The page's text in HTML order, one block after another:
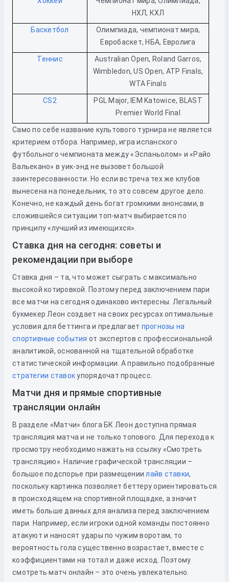
НХЛ, КХЛ
Баскетбол
Олимпиада, чемпионат мира,
Евробаскет, НБА, Евролига
Теннис
Australian Open, Roland Garros,
Wimbledon, US Open, ATP Finals,
WTA Finals
CS2
PGL Major, IEM Katowice, BLAST
Premier World Final
Само по себе название культового турнира не является
критерием отбора. Например, игра испанского
футбольного чемпионата между «Эспаньолом» и «Райо
Вальекано» в уик-энд не вызовет большой
заинтересованности. Но если встреча тех же клубов
вынесена на понедельник, то это совсем другое дело.
Конечно, не каждый день богат громкими анонсами, в
сложившейся ситуации топ-матч выбирается по
принципу «лучший из имеющихся».
Ставка дня на сегодня: советы и
рекомендации при выборе
Ставка дня – та, что может сыграть с максимально
высокой котировкой. Поэтому перед заключением пари
все матчи на сегодня одинаково интересны. Легальный
букмекер Леон создает на своих ресурсах оптимальные
условия для беттинга и предлагает прогнозы на
спортивные события от экспертов с профессиональной
аналитикой, основанной на тщательной обработке
статистической информации. А правильно подобранные
стратегии ставокупорядочат процесс.
Матчи дня и прямые спортивные
трансляции онлайн
В разделе «Матчи» блога БК Леон доступна прямая
трансляция матча и не только топового. Для перехода к
просмотру необходимо нажать на ссылку «Смотреть
трансляцию». Наличие графической трансляции –
большое подспорье при размещениилайв ставки,
поскольку картинка позволяет беттеру ориентироваться
в происходящем на спортивной площадке, а значит
иметь больше данных для анализа перед заключением
пари. Например, если игроки одной команды постоянно
атакуют и наносят удары по чужим воротам, то
вероятность гола существенно возрастает, вместе с
коэффициентами на тотал и даже исход. Поэтому
смотреть матч онлайн – это очень увлекательно.